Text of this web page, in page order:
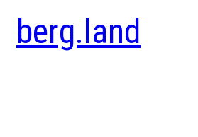
berg.land